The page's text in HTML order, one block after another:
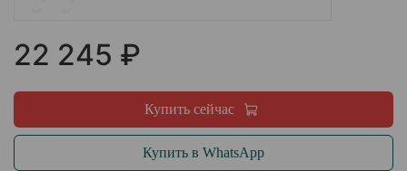
22 245 ₽
Купить сейчас
Купить в WhatsApp